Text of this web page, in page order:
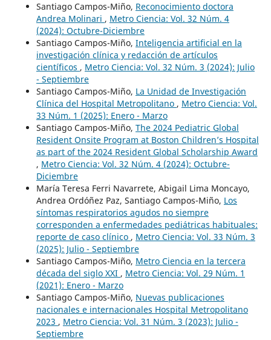
Santiago Campos-Miño, Reconocimiento doctora
Andrea Molinari , Metro Ciencia: Vol. 32 Núm. 4
(2024): Octubre-Diciembre
Santiago Campos-Miño, Inteligencia artificial en la
investigación clínica y redacción de artículos
científicos , Metro Ciencia: Vol. 32 Núm. 3 (2024): Julio
- Septiembre
Santiago Campos-Miño, La Unidad de Investigación
Clínica del Hospital Metropolitano , Metro Ciencia: Vol.
33 Núm. 1 (2025): Enero - Marzo
Santiago Campos-Miño, The 2024 Pediatric Global
Resident Onsite Program at Boston Children’s Hospital
as part of the 2024 Resident Global Scholarship Award
, Metro Ciencia: Vol. 32 Núm. 4 (2024): Octubre-
Diciembre
María Teresa Ferri Navarrete, Abigail Lima Moncayo,
Andrea Ordóñez Paz, Santiago Campos-Miño, Los
síntomas respiratorios agudos no siempre
corresponden a enfermedades pediátricas habituales:
reporte de caso clínico , Metro Ciencia: Vol. 33 Núm. 3
(2025): Julio - Septiembre
Santiago Campos-Miño, Metro Ciencia en la tercera
década del siglo XXI , Metro Ciencia: Vol. 29 Núm. 1
(2021): Enero - Marzo
Santiago Campos-Miño, Nuevas publicaciones
nacionales e internacionales Hospital Metropolitano
2023 , Metro Ciencia: Vol. 31 Núm. 3 (2023): Julio -
Septiembre